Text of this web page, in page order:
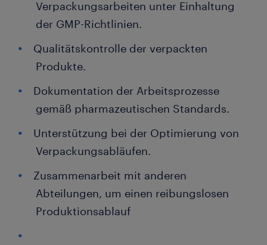
Verpackungsarbeiten unter Einhaltung
der GMP-Richtlinien.
Qualitätskontrolle der verpackten
Produkte.
Dokumentation der Arbeitsprozesse
gemäß pharmazeutischen Standards.
Unterstützung bei der Optimierung von
Verpackungsabläufen.
Zusammenarbeit mit anderen
Abteilungen, um einen reibungslosen
Produktionsablauf